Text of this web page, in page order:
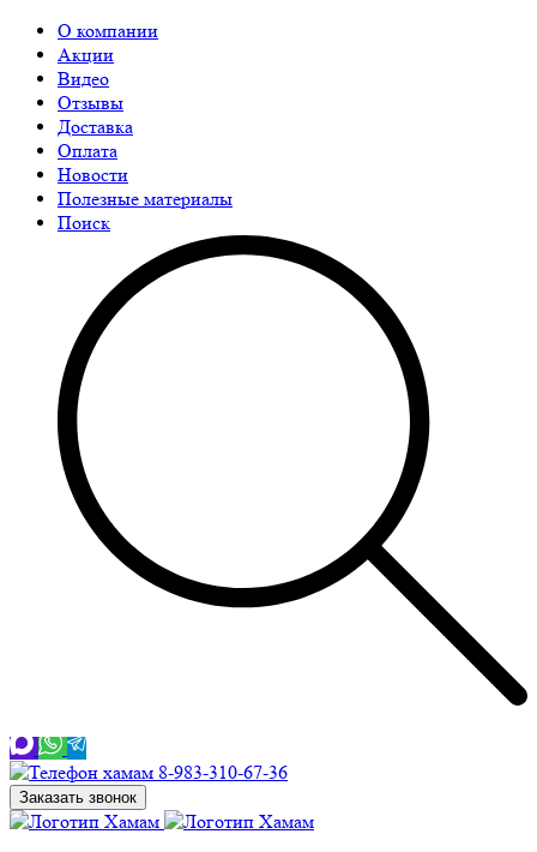
О компании
Акции
Видео
Отзывы
Доставка
Оплата
Новости
Полезные материалы
Поиск
8-983-310-67-36
Заказать звонок